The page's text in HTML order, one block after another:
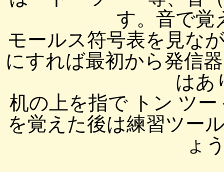
す。音で覚
モールス符号表を見な
にすれば最初から発信
はあ
机の上を指で トン ツ
を覚えた後は練習ツー
ょ